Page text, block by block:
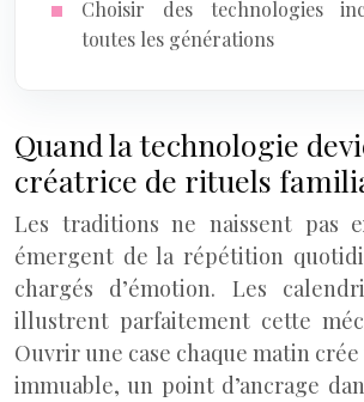
Choisir des technologies
toutes les générations
Quand la technologie
créatrice de rituels
Les traditions ne naissent pas
émergent de la répétition
chargés d’émotion. Les
illustrent parfaitement cette
Ouvrir une case chaque matin
immuable, un point d’ancrage